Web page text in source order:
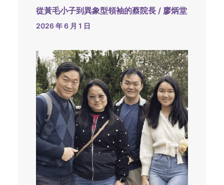
從黃毛小子到異象型領袖的蔡院長 / 廖炳堂
2026 年 6 月 1 日